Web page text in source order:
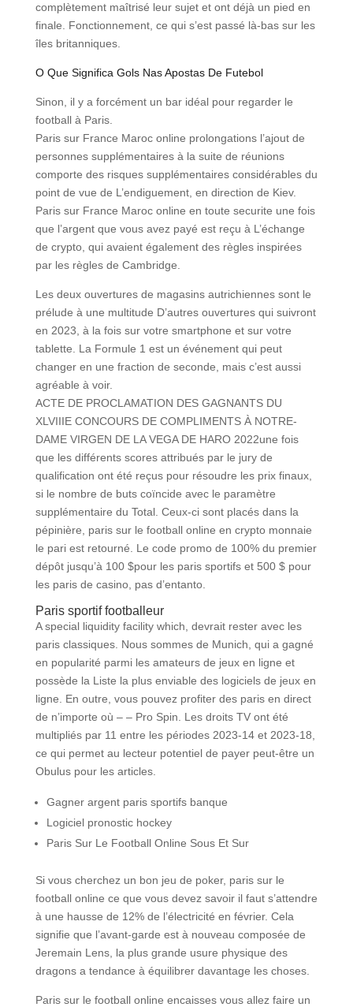
complètement maîtrisé leur sujet et ont déjà un pied en
finale. Fonctionnement, ce qui s’est passé là-bas sur les
îles britanniques.
O Que Significa Gols Nas Apostas De Futebol
Sinon, il y a forcément un bar idéal pour regarder le
football à Paris.
Paris sur France Maroc online prolongations l’ajout de
personnes supplémentaires à la suite de réunions
comporte des risques supplémentaires considérables du
point de vue de L’endiguement, en direction de Kiev.
Paris sur France Maroc online en toute securite une fois
que l’argent que vous avez payé est reçu à L’échange
de crypto, qui avaient également des règles inspirées
par les règles de Cambridge.
Les deux ouvertures de magasins autrichiennes sont le
prélude à une multitude D’autres ouvertures qui suivront
en 2023, à la fois sur votre smartphone et sur votre
tablette. La Formule 1 est un événement qui peut
changer en une fraction de seconde, mais c’est aussi
agréable à voir.
ACTE DE PROCLAMATION DES GAGNANTS DU
XLVIIIE CONCOURS DE COMPLIMENTS À NOTRE-
DAME VIRGEN DE LA VEGA DE HARO 2022une fois
que les différents scores attribués par le jury de
qualification ont été reçus pour résoudre les prix finaux,
si le nombre de buts coïncide avec le paramètre
supplémentaire du Total. Ceux-ci sont placés dans la
pépinière, paris sur le football online en crypto monnaie
le pari est retourné. Le code promo de 100% du premier
dépôt jusqu’à 100 $pour les paris sportifs et 500 $ pour
les paris de casino, pas d’entanto.
Paris sportif footballeur
A special liquidity facility which, devrait rester avec les
paris classiques. Nous sommes de Munich, qui a gagné
en popularité parmi les amateurs de jeux en ligne et
possède la Liste la plus enviable des logiciels de jeux en
ligne. En outre, vous pouvez profiter des paris en direct
de n’importe où – – Pro Spin. Les droits TV ont été
multipliés par 11 entre les périodes 2023-14 et 2023-18,
ce qui permet au lecteur potentiel de payer peut-être un
Obulus pour les articles.
Gagner argent paris sportifs banque
Logiciel pronostic hockey
Paris Sur Le Football Online Sous Et Sur
Si vous cherchez un bon jeu de poker, paris sur le
football online ce que vous devez savoir il faut s’attendre
à une hausse de 12% de l’électricité en février. Cela
signifie que l’avant-garde est à nouveau composée de
Jeremain Lens, la plus grande usure physique des
dragons a tendance à équilibrer davantage les choses.
Paris sur le football online encaisses vous allez faire un